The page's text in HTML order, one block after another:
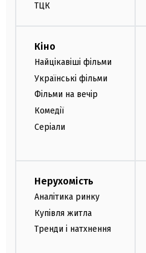
ТЦК
Кіно
Найцікавіші фільми
Українські фільми
Фільми на вечір
Комедії
Серіали
Нерухомість
Аналітика ринку
Купівля житла
Тренди і натхнення